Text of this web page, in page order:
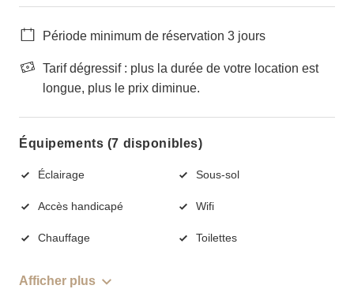
Période minimum de réservation 3 jours
Tarif dégressif : plus la durée de votre location est
longue, plus le prix diminue.
Équipements (7 disponibles)
Éclairage Sous-sol
Accès handicapé Wifi
Chauffage Toilettes
Afficher plus